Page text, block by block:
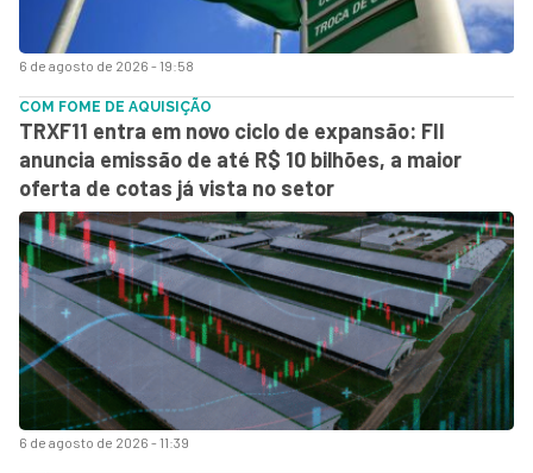
6 de agosto de 2026 - 19:58
6 de agosto de 2026 - 11:39
COM FOME DE AQUISIÇÃO
TRXF11 entra em novo ciclo de expansão: FII
anuncia emissão de até R$ 10 bilhões, a maior
oferta de cotas já vista no setor